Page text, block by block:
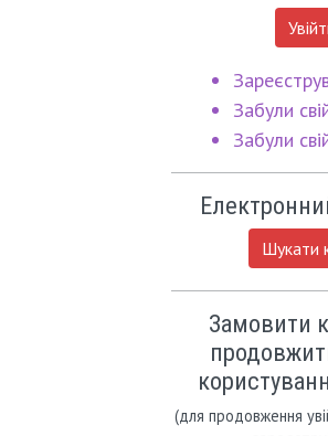
Забули
Забули
Шукати
Замовити
(для продовження